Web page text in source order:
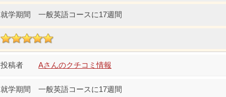
一般英語コースに17週間
Aさんのクチコミ情報
一般英語コースに17週間